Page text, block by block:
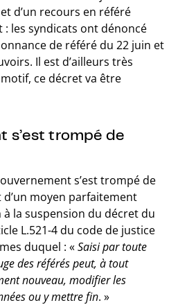
d’un recours en référé
: les syndicats ont dénoncé
de référé du 22 juin et
Il est d’ailleurs très
ce décret va être
s’est trompé de
s’est trompé de
moyen parfaitement
la suspension du décret du
L.521-4 du code de justice
duquel : «Saisi par toute
des référés peut, à tout
nouveau, modifier les
ou y mettre fin. »